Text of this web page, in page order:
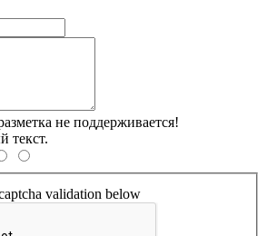
не поддерживается!
текст.
validation below